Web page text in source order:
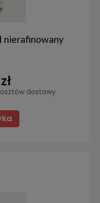
nierafinowany
dostawy